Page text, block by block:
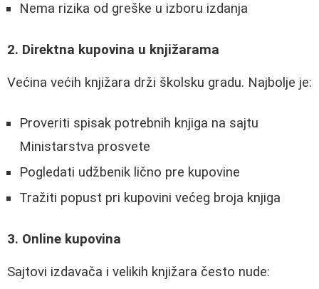
Nema rizika od greške u izboru izdanja
2. Direktna kupovina u knjižarama
Većina većih knjižara drži školsku gradu. Najbolje je:
Proveriti spisak potrebnih knjiga na sajtu
Ministarstva prosvete
Pogledati udžbenik lično pre kupovine
Tražiti popust pri kupovini većeg broja knjiga
3. Online kupovina
Sajtovi izdavača i velikih knjižara često nude: